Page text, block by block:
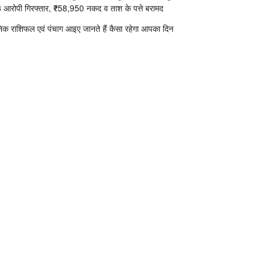
आरोपी गिरफ्तार, ₹58,950 नकद व ताश के पत्ते बरामद
राशिफल एवं पंचाग आइए जानते हैं कैसा रहेगा आपका दिन